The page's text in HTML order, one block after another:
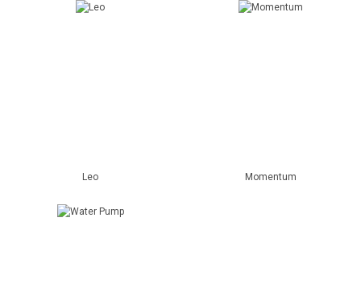
Leo Momentum